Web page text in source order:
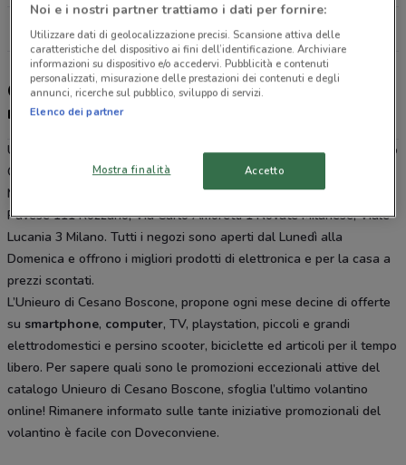
Tutti i negozi Unieuro
Gli sconti del nuovo volantino Unieuro e i
negozi
Unieuro è presente in vari punti della città: lo trovi in Via Benedetto
Croce 11 Cesano Boscone, Via Marghera 28 Milano, Via Grosotto 7
Milano, Piazza San Babila Milano, Via Curiel 25 Rozzano, Via
Pavese 111 Rozzano, Via Carlo Amoretti 1 Novate Milanese, Viale
Lucania 3 Milano. Tutti i negozi sono aperti dal Lunedì alla
Domenica e offrono i migliori prodotti di elettronica e per la casa a
prezzi scontati.
L’Unieuro di Cesano Boscone, propone ogni mese decine di offerte
su smartphone, computer, TV, playstation, piccoli e grandi
elettrodomestici e persino scooter, biciclette ed articoli per il tempo
libero. Per sapere quali sono le promozioni eccezionali attive del
catalogo Unieuro di Cesano Boscone, sfoglia l’ultimo volantino
online! Rimanere informato sulle tante iniziative promozionali del
volantino è facile con Doveconviene.
Noi e i nostri partner trattiamo i dati per fornire:
Utilizzare dati di geolocalizzazione precisi. Scansione attiva delle
caratteristiche del dispositivo ai fini dell’identificazione. Archiviare
informazioni su dispositivo e/o accedervi. Pubblicità e contenuti
personalizzati, misurazione delle prestazioni dei contenuti e degli
annunci, ricerche sul pubblico, sviluppo di servizi.
Elenco dei partner
Mostra finalità Accetto